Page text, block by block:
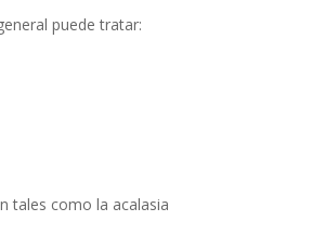
puede tratar:
tales como la acalasia